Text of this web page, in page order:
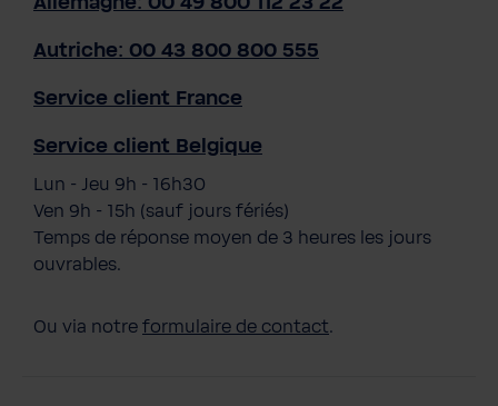
Autriche: 00 43 800 800 555
Service client France
Service client Belgique
Lun - Jeu 9h - 16h30
Ven 9h - 15h (sauf jours fériés)
Temps de réponse moyen de 3 heures les jours
ouvrables.
Ou via notre formulaire de contact.